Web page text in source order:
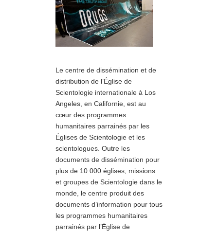
Le centre de dissémination et de
distribution de l’Église de
Scientologie internationale à Los
Angeles, en Californie, est au
cœur des programmes
humanitaires parrainés par les
Églises de Scientologie et les
scientologues. Outre les
documents de dissémination pour
plus de 10 000 églises, missions
et groupes de Scientologie dans le
monde, le centre produit des
documents d’information pour tous
les programmes humanitaires
parrainés par l’Église de